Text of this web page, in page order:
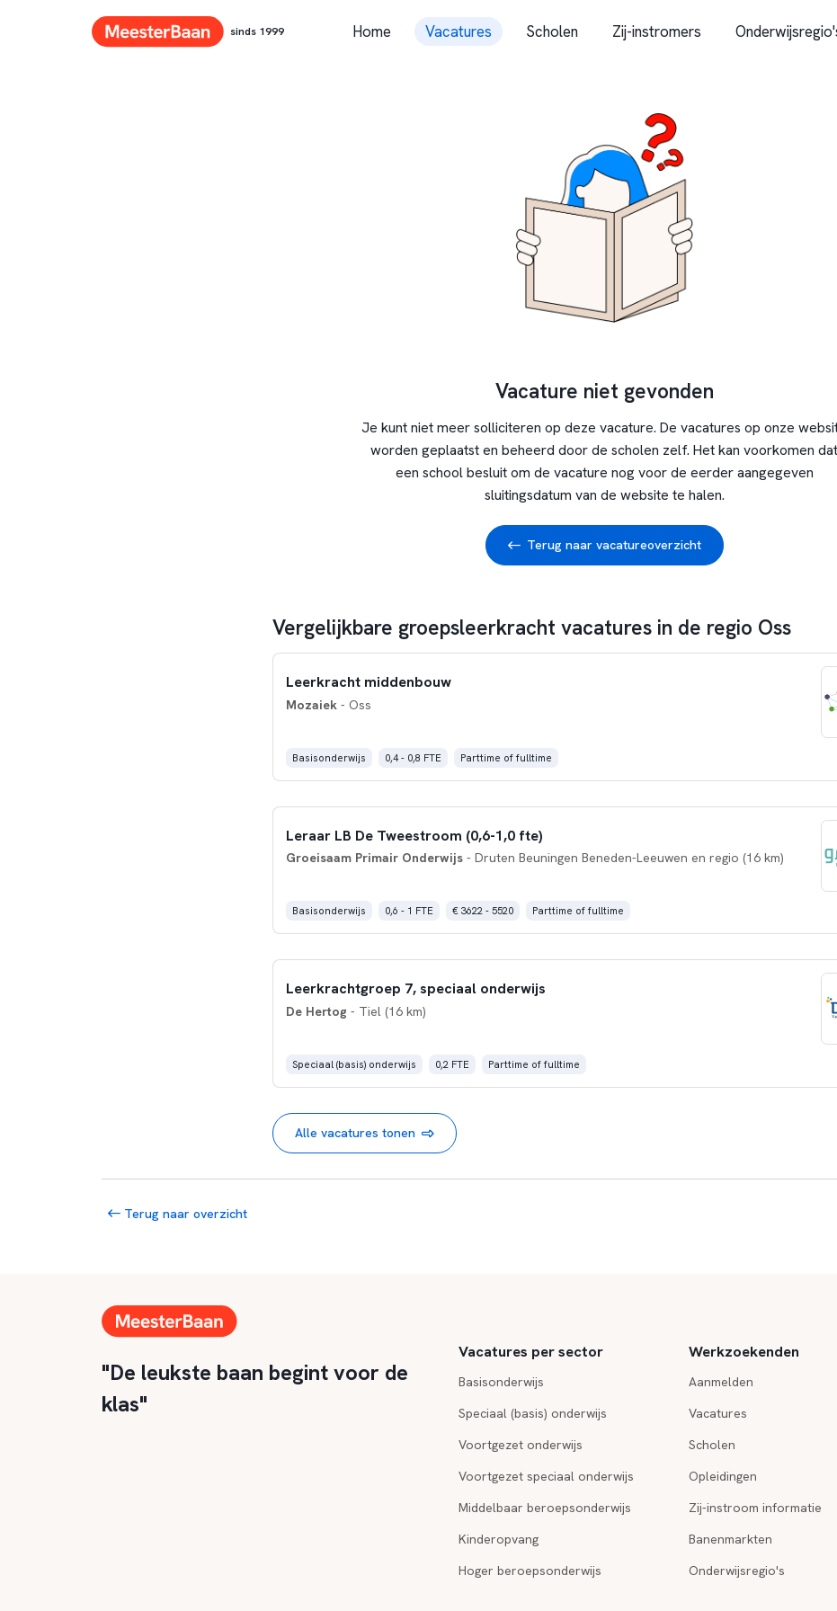
sinds 1999 Home Vacatures Scholen Zij-instromers
Vacature niet gevonden
Je kunt niet meer solliciteren op deze vacature. De vacatures op onze
worden geplaatst en beheerd door de scholen zelf. Het kan voorkomen dat
een school besluit om de vacature nog voor de eerder aangegeven
sluitingsdatum van de website te halen.
Terug naar vacatureoverzicht
Vergelijkbare groepsleerkracht vacatures in de regio Oss
Leerkracht middenbouw
Mozaiek - Oss
Basisonderwijs 0,4 - 0,8 FTE Parttime of fulltime
Leraar LB De Tweestroom (0,6-1,0 fte)
Groeisaam Primair Onderwijs- Druten Beuningen Beneden-Leeuwen en regio (16 km)
Basisonderwijs 0,6 - 1 FTE € 3622 - 5520 Parttime of fulltime
Leerkrachtgroep 7, speciaal onderwijs
De Hertog - Tiel (16 km)
Speciaal (basis) onderwijs 0,2 FTE Parttime of fulltime
Alle vacatures tonen
Terug naar overzicht
"De leukste baan begint voor de
klas"
Vacatures per sector
Basisonderwijs
Speciaal (basis) onderwijs
Voortgezet onderwijs
Voortgezet speciaal onderwijs
Middelbaar beroepsonderwijs
Kinderopvang
Hoger beroepsonderwijs
Werkzoekenden
Aanmelden
Vacatures
Scholen
Opleidingen
Zij-instroom informatie
Banenmarkten
Onderwijsregio's